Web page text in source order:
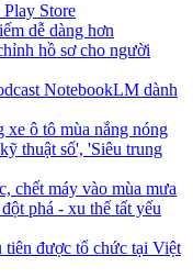
Store
dễ dàng hơn
hồ sơ cho người
NotebookLM dành
ô tô mùa nắng nóng
thuật số', 'Siêu trung
chết máy vào mùa mưa
phá - xu thế tất yếu
tiên được tổ chức tại Việt